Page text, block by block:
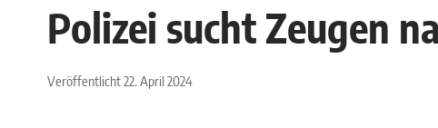
Polizei sucht Zeugen
Veröffentlicht 22. April 2024